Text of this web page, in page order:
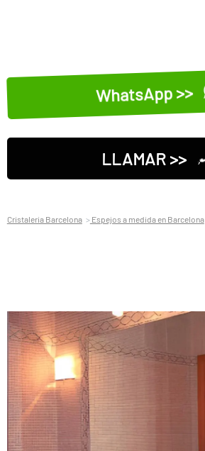
WhatsApp >>
LLAMAR >>
Cristaleria Barcelona Espejos a medida en Barcelona